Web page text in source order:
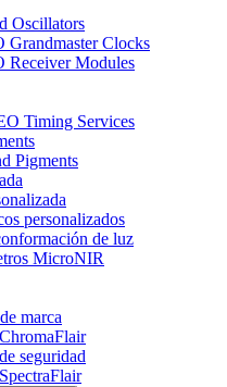
Oscillators
Clocks
Receiver Modules
Timing Services
Pigments
personalizados
de luz
MicroNIR
marca
seguridad